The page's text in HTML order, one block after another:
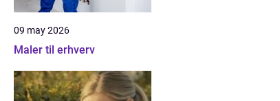
09 may 2026
Maler til erhverv